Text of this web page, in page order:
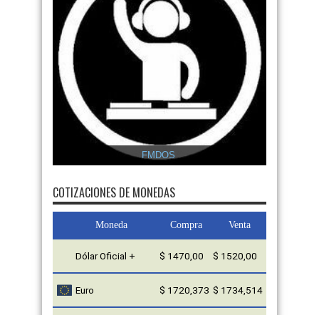
FMDOS
COTIZACIONES DE MONEDAS
Moneda Compra Venta
Dólar Oficial + $ 1470,00 $ 1520,00
Euro $ 1720,373 $ 1734,514